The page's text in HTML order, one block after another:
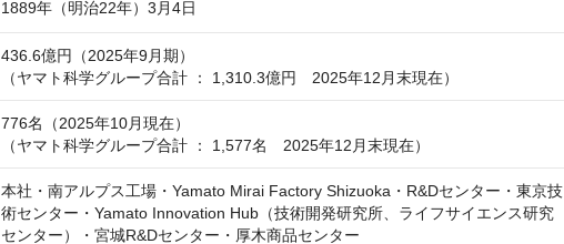
1889年（明治22年）3月4日
436.6億円（2025年9月期）
（ヤマト科学グループ合計 ： 1,310.3億円　2025年12月末現在）
776名（2025年10月現在）
（ヤマト科学グループ合計 ： 1,577名　2025年12月末現在）
本社・南アルプス工場・Yamato Mirai Factory Shizuoka・R&Dセンター・東京技
術センター・Yamato Innovation Hub（技術開発研究所、ライフサイエンス研究
センター）・宮城R&Dセンター・厚木商品センター